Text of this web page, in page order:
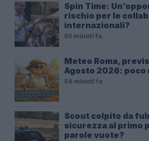
Spin Time:
rischio per le
internazionali?
55 minuti fa
Meteo Roma,
Agosto 2026: poco
56 minuti fa
Scout colpito da
sicurezza al primo
parole vuote?